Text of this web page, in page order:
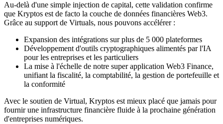
Au-delà d'une simple injection de capital, cette validation confirme
que Kryptos est de facto la couche de données financières Web3.
Grâce au support de Virtuals, nous pouvons accélérer :
Expansion des intégrations sur plus de 5 000 plateformes
Développement d'outils cryptographiques alimentés par l'IA
pour les entreprises et les particuliers
La mise à l'échelle de notre super application Web3 Finance,
unifiant la fiscalité, la comptabilité, la gestion de portefeuille et
la conformité
Avec le soutien de Virtual, Kryptos est mieux placé que jamais pour
fournir une infrastructure financière fluide à la prochaine génération
d'entreprises numériques.